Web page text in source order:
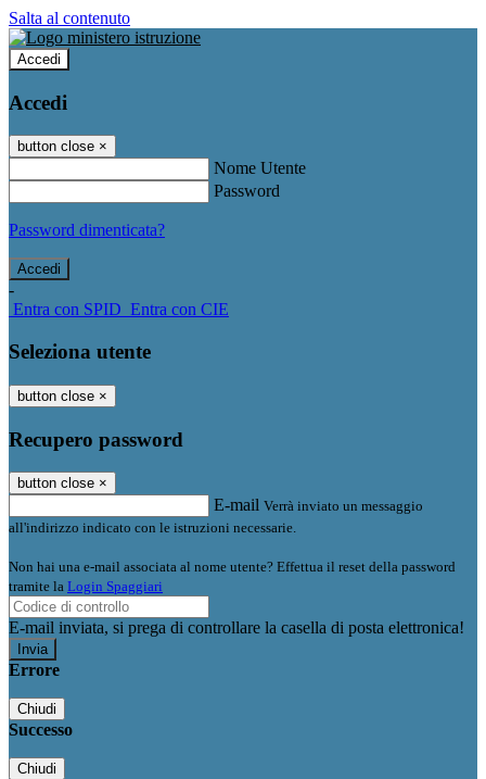
Salta al contenuto
Accedi
Accedi
button close ×
Nome Utente
Password
Password dimenticata?
-
Entra con SPID Entra con CIE
Seleziona utente
button close ×
Recupero password
button close ×
E-mail Verrà inviato un messaggio
all'indirizzo indicato con le istruzioni necessarie.
Non hai una e-mail associata al nome utente? Effettua il reset della password
tramite la Login Spaggiari
E-mail inviata, si prega di controllare la casella di posta elettronica!
Errore
Chiudi
Successo
Chiudi